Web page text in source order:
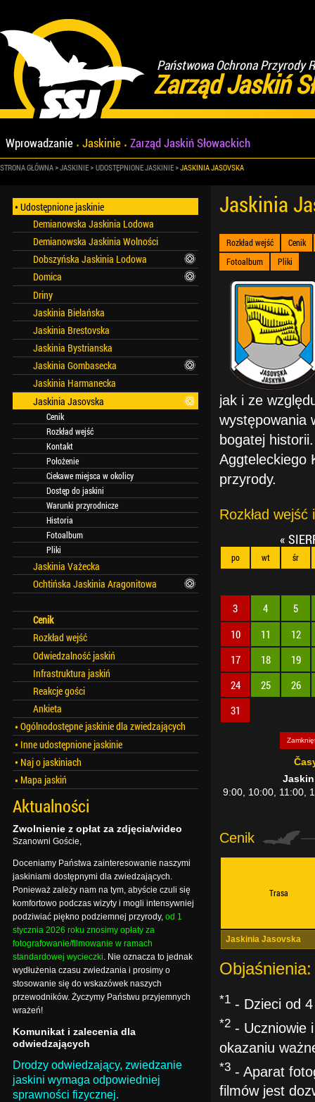
Państwowa Ochrona Przyrody
Zarząd Jaskiń
Wprowadzanie Jaskinie Zarząd Jaskiń Słowackich
STRONA GŁÓWNA JASKINIE UDOSTĘPNIONE JASKINIE JASKINIA JASOVSKA
Jaskinia
Rozkład wejść
Cenik
Fotoalbum
Pliki
jak i ze
występowania
bogatej
Aggteleckiego
przyrody.
Rozkład
«
po wt śr
3 4
5
10
11
12
17
18
19
24
25
26
31
9:00, 10:00, 11:00,
Cenik
Trasa
Jaskinia Jasovska
Objaśnienia:
*1 - Dzieci od
*2 - Uczniowie
okazaniu
*3 - Aparat
filmów jest
Udostępnione jaskinie
Demianowska Jaskinia Lodowa
Demianowska Jaskinia Wolności
Dobszyńska Jaskinia Lodowa
Domica
Driny
Jaskinia Bielańska
Jaskinia Brestovska
Jaskinia Bystrianska
Jaskinia Gombasecka
Jaskinia Harmanecka
Jaskinia Jasovska
Cenik
Rozkład wejść
Kontakt
Położenie
Ciekawe miejsca w okolicy
Dostęp do jaskini
Warunki przyrodnicze
Historia
Fotoalbum
Pliki
Jaskinia Vażecka
Ochtińska Jaskinia Aragonitowa
Cenik
Rozkład wejść
Odwiedzalność jaskiń
Infrastruktura jaskiń
Reakcje gości
Ankieta
Ogólnodostępne jaskinie dla zwiedzających
Inne udostępnione jaskinie
Naj o jaskiniach
Mapa jaskiń
Aktualności
Zwolnienie z opłat za zdjęcia/wideo
Szanowni Goście,
Doceniamy Państwa zainteresowanie naszymi
jaskiniami dostępnymi dla zwiedzających.
Ponieważ zależy nam na tym, abyście czuli się
komfortowo podczas wizyty i mogli intensywniej
podziwiać piękno podziemnej przyrody, od 1
stycznia 2026 roku znosimy opłaty za
fotografowanie/filmowanie w ramach
standardowej wycieczki . Nie oznacza to jednak
wydłużenia czasu zwiedzania i prosimy o
stosowanie się do wskazówek naszych
przewodników. Życzymy Państwu przyjemnych
wrażeń!
Komunikat i zalecenia dla
odwiedzających
Drodzy odwiedzający, zwiedzanie
jaskini wymaga odpowiedniej
sprawności fizycznej.